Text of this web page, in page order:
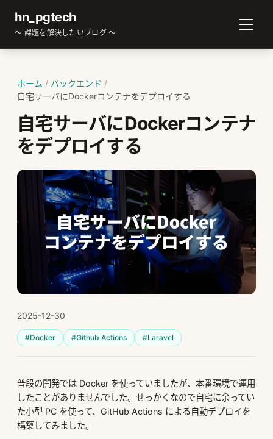
hn_pgtech
～ 課題を解決したいブログ ～
ホーム / バックエンド /
自宅サーバにDockerコンテナをデプロイする
自宅サーバにDockerコンテナ
をデプロイする
2025-12-30
#Docker #Github Actions #Laravel
普段の開発では Docker を使っていましたが、本番環境で運用
したことがありませんでした。せっかくなので自宅に余ってい
た小型 PC を使って、GitHub Actions による自動デプロイを
構築してみました。